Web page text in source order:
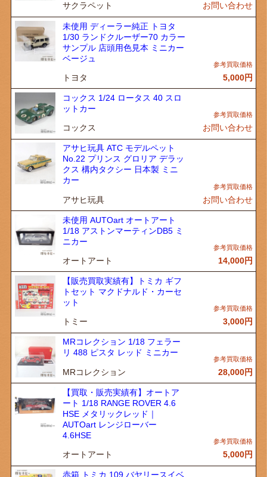
サクラペット お問い合わせ
未使用 ディーラー純正 トヨタ
1/30 ランドクルーザー70 カラー
サンプル 店頭用色見本 ミニカー
ベージュ
トヨタ 5,000円
コックス 1/24 ロータス 40 スロ
ットカー
コックス お問い合わせ
アサヒ玩具 ATC モデルペット
No.22 プリンス グロリア デラッ
クス 構内タクシー 日本製 ミニ
カー
アサヒ玩具 お問い合わせ
未使用 AUTOart オートアート
1/18 アストンマーティンDB5 ミ
ニカー
オートアート 14,000円
【販売買取実績有】トミカ ギフ
トセット マクドナルド・カーセ
ット
トミー 3,000円
MRコレクション 1/18 フェラー
リ 488 ピスタ レッド ミニカー
MRコレクション 28,000円
【買取・販売実績有】オートア
ート 1/18 RANGE ROVER 4.6
HSE メタリックレッド｜
AUTOart レンジローバー
4.6HSE
オートアート 5,000円
赤箱 トミカ 109 バヤリースイベ